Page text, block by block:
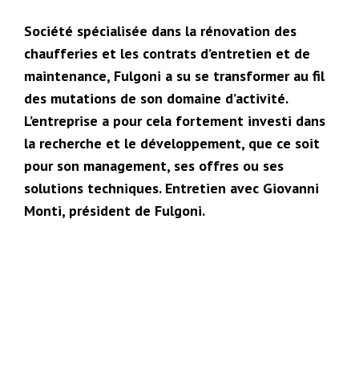
Société spécialisée dans la rénovation des
chaufferies et les contrats d’entretien et de
maintenance, Fulgoni a su se transformer au fil
des mutations de son domaine d’activité.
L’entreprise a pour cela fortement investi dans
la recherche et le développement, que ce soit
pour son management, ses offres ou ses
solutions techniques. Entretien avec Giovanni
Monti, président de Fulgoni.